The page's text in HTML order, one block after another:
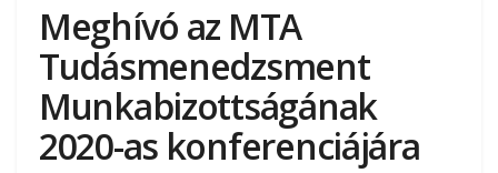
Meghívó az MTA
Tudásmenedzsment
Munkabizottságának
2020-as konferenciájára